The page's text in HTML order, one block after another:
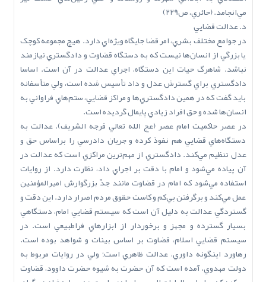
مي‌انجامد. (حائري، ص229)
د. عدالت قضايي
در جوامع مختلف بشري، امر قضا جايگاه ويژه‌اي دارد. هيچ مجموعه کوچک
يا بزرگي از انسان‌ها نيست که به دستگاه قضاوت و دادگستري نيازمند
نباشد. شاهرگ حيات اين دستگاه، اجراي عدالت در آن است. اساسا
دادگستري براي گسترش عدل و داد تأسيس شده است، ولي متأسفانه
بايد گفت که در همين دادگستري‌ها و مراکز قضايي، ستم‌هاي فراواني به
انسان‌ها شده و حق افراد زيادي پايمال گرديده است.
در عصر حاکميت امام عصر (عج ‌الله‌ تعالي‌ فرجه ‌الشريف)، عدالت به
دستگاه‌هاي قضايي هم نفوذ کرده و جريان دادرسي را براساس حق و
عدل تنظيم مي‌کند. دادگستري از مهم‌ترين مراکزي است که عدالت در
آن پياده مي‌شود و امام با دقت بر اجراي داد، نظارت دارد. از روايات
استفاده مي‌شود که امام در قضاوت مانند جدّ بزرگوارش اميرالمؤمنين
عمل مي‌کند و برگرفتن بي‌کم و کاست حقوق مردم اصرار دارد. اين دقت و
گستردگي عدالت به دليل آن است که سيستم قضايي امام، دستگاهي
بسيار گسترده و مجهز و برخوردار از ابزارهاي فراطبيعي است. در
سيستم قضايي اسلام، قضاوت بر اساس بينات و شواهد بوده است.
رهاورد اينگونه داوري، عدالت ظاهري است؛ ولي در روايات مربوط به
دولت مهدوي، آمده است که آن حضرت به شيوه حضرت داوود، قضاوت